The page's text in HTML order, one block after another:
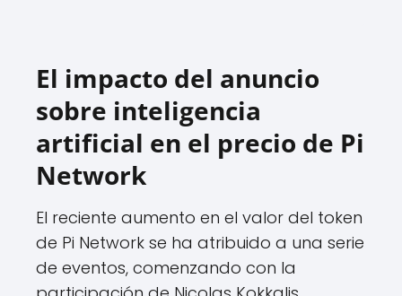
El impacto del anuncio
sobre inteligencia
artificial en el precio de Pi
Network
El reciente aumento en el valor del token
de Pi Network se ha atribuido a una serie
de eventos, comenzando con la